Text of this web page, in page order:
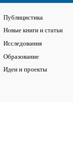
Публицистика
Новые книги и статьи
Исследования
Образование
Идеи и проекты